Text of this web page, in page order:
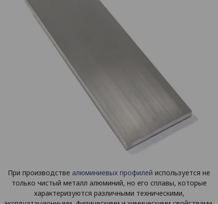
При производстве алюминиевых профилей используется не
только чистый металл алюминий, но его сплавы, которые
характеризуются различными техническими,